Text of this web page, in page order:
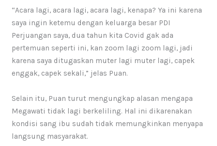
“Acara lagi, acara lagi, acara lagi, kenapa? Ya ini karena
saya ingin ketemu dengan keluarga besar PDI
Perjuangan saya, dua tahun kita Covid gak ada
pertemuan seperti ini, kan zoom lagi zoom lagi, jadi
karena saya ditugaskan muter lagi muter lagi, capek
enggak, capek sekali,” jelas Puan.
Selain itu, Puan turut mengungkap alasan mengapa
Megawati tidak lagi berkeliling. Hal ini dikarenakan
kondisi sang ibu sudah tidak memungkinkan menyapa
langsung masyarakat.